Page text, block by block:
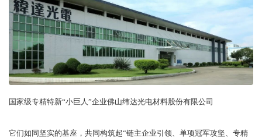
国家级专精特新“小巨人”企业佛山纬达光电材料股份有限公司
它们如同坚实的基座，共同构筑起“链主企业引领、单项冠军攻坚、专精